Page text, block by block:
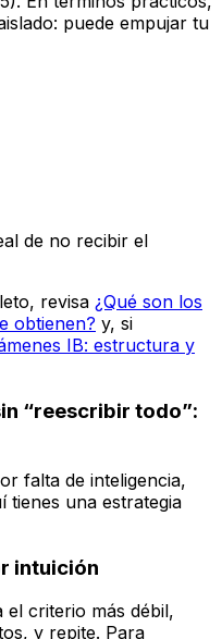
puede empujar tu
de no recibir el
revisa ¿Qué son los
obtienen? y, si
IB: estructura y
“reescribir todo”:
falta de inteligencia,
tienes una estrategia
intuición
el criterio más débil,
y repite. Para